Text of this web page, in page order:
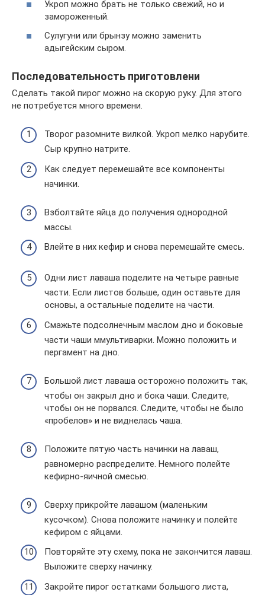
Укроп можно брать не только свежий, но и
замороженный.
Сулугуни или брынзу можно заменить
адыгейским сыром.
Последовательность приготовлени
Сделать такой пирог можно на скорую руку. Для этого
не потребуется много времени.
Творог разомните вилкой. Укроп мелко нарубите.
Сыр крупно натрите.
Как следует перемешайте все компоненты
начинки.
Взболтайте яйца до получения однородной
массы.
Влейте в них кефир и снова перемешайте смесь.
Одни лист лаваша поделите на четыре равные
части. Если листов больше, один оставьте для
основы, а остальные поделите на части.
Смажьте подсолнечным маслом дно и боковые
части чаши ммультиварки. Можно положить и
пергамент на дно.
Большой лист лаваша осторожно положить так,
чтобы он закрыл дно и бока чаши. Следите,
чтобы он не порвался. Следите, чтобы не было
«пробелов» и не виднелась чаша.
Положите пятую часть начинки на лаваш,
равномерно распределите. Немного полейте
кефирно-яичной смесью.
Сверху прикройте лавашом (маленьким
кусочком). Снова положите начинку и полейте
кефиром с яйцами.
Повторяйте эту схему, пока не закончится лаваш.
Выложите сверху начинку.
Закройте пирог остатками большого листа,